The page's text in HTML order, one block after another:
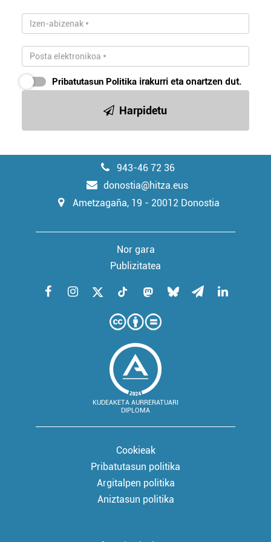
Pribatutasun Politika irakurri eta onartzen dut.
Harpidetu
943-46 72 36
donostia@hitza.eus
Ametzagaña, 19 - 20012 Donostia
Nor gara
Publizitatea
KUDEAKETA AURRERATUARI
DIPLOMA
Cookieak
Pribatutasun politika
Argitalpen politika
Aniztasun politika